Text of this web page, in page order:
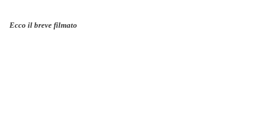
Ecco il breve filmato